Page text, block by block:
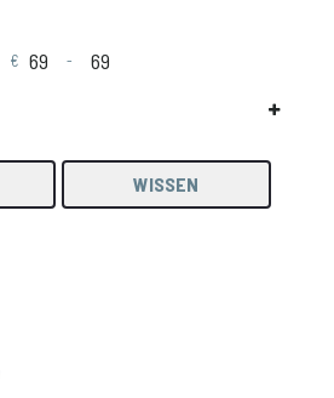
€
Minimale prijs
-
Maximale prijs
WISSEN